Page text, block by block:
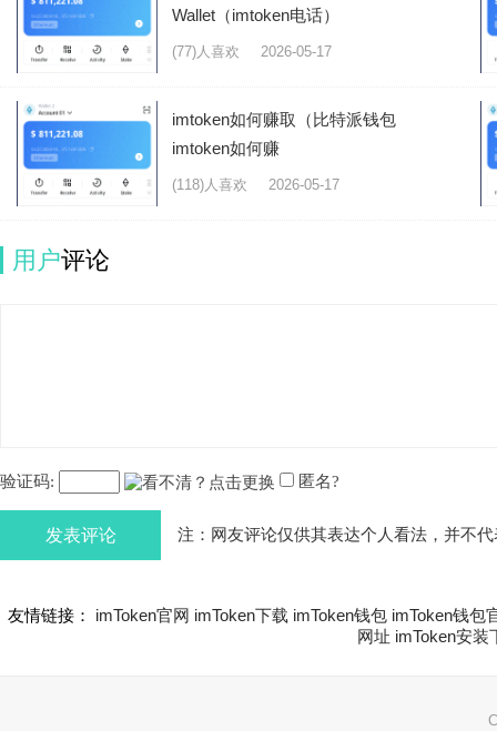
Wallet（imtoken电话）
(77)人喜欢 2026-05-17
imtoken如何赚取（比特派钱包
imtoken如何赚
(118)人喜欢 2026-05-17
用户评论
验证码: 匿名?
发表评论 注：网友评论仅供其表达个人看法，并不
友情链接： imToken官网 imToken下载 imToken钱包 imToken钱包
网址 imToken安装